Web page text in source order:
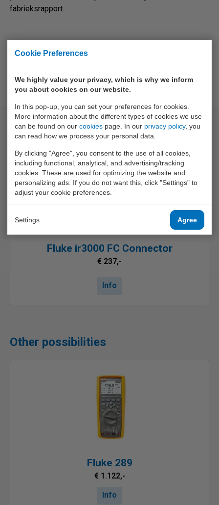
Cookie Preferences
We highly value your privacy, which is why we inform
you about cookies on our website.
In this pop-up, you can set your preferences for cookies.
More information about the different types of cookies we use
can be found on our cookies page. In our privacy policy, you
can read how we process your personal data.
By clicking "Agree", you consent to the use of all cookies,
including functional, analytical, and advertising/tracking
cookies. These are used for optimizing the website and
personalizing ads. If you do not want this, click "Settings" to
adjust your cookie preferences.
Settings Agree
fabrieksrapport.
Matching products
Fluke ir3000 FC Connector
€ 237,-
Info
Other possibilities
Fluke 289
€ 1.122,-
Info